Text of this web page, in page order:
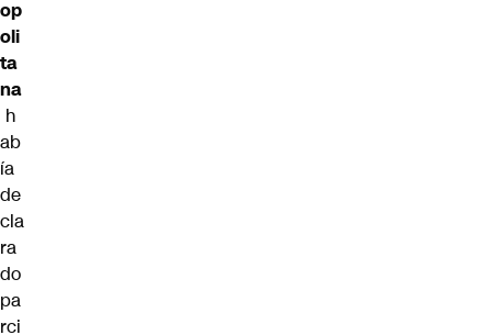
op
oli
ta
na
h
ab
ía
de
cla
ra
do
pa
rci